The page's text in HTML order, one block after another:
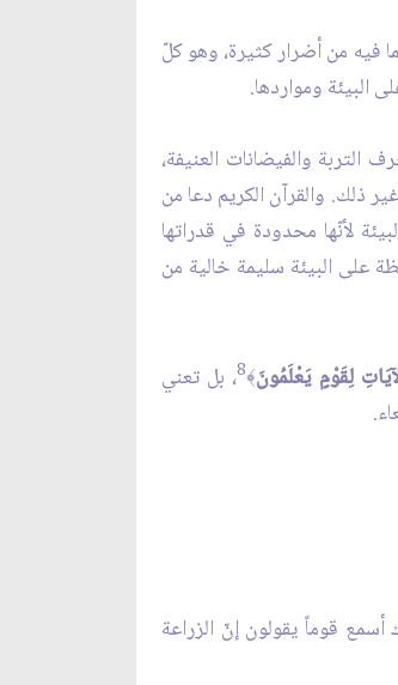
فيه من أضرار كثيرة، وهو كلّ
البيئة ومواردها.
والفيضانات العنيفة،
ذلك. والقرآن الكريم دعا من
لأنّها محدودة في قدراتها
على البيئة سليمة خالية من
لِقَوْمٍ يَعْلَمُونَ﴾8، بل تعني
قوماً يقولون إنّ الزراعة